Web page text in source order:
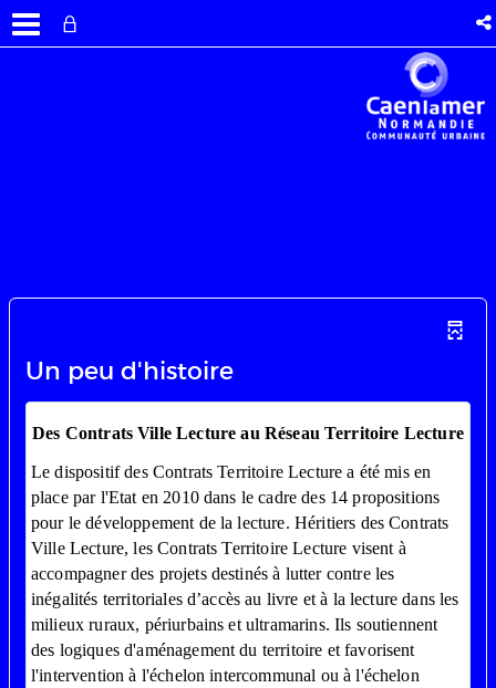
Un peu d'histoire
Des Contrats Ville Lecture au Réseau Territoire Lecture
Le dispositif des Contrats Territoire Lecture a été mis en
place par l'Etat en 2010 dans le cadre des 14 propositions
pour le développement de la lecture. Héritiers des Contrats
Ville Lecture, les Contrats Territoire Lecture visent à
accompagner des projets destinés à lutter contre les
inégalités territoriales d’accès au livre et à la lecture dans les
milieux ruraux, périurbains et ultramarins. Ils soutiennent
des logiques d'aménagement du territoire et favorisent
l'intervention à l'échelon intercommunal ou à l'échelon